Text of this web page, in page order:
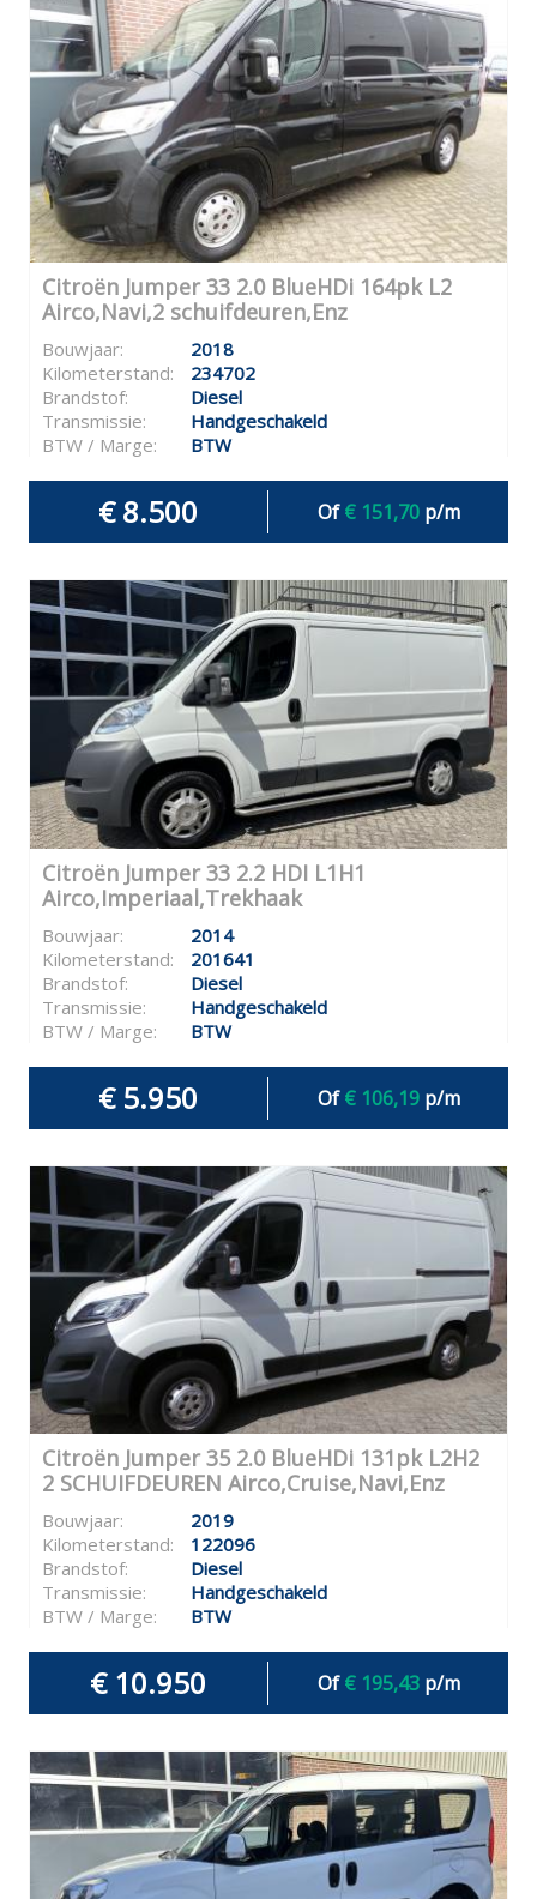
Citroën Jumper 33 2.0 BlueHDi 164pk L2
Airco,Navi,2 schuifdeuren,Enz
Bouwjaar:
2018
Kilometerstand:
234702
Brandstof:
Diesel
Transmissie:
Handgeschakeld
BTW / Marge:
BTW
€ 8.500 Of€ 151,70p/m
Citroën Jumper 33 2.2 HDI L1H1
Airco,Imperiaal,Trekhaak
Bouwjaar:
2014
Kilometerstand:
201641
Brandstof:
Diesel
Transmissie:
Handgeschakeld
BTW / Marge:
BTW
€ 5.950 Of€ 106,19p/m
Citroën Jumper 35 2.0 BlueHDi 131pk L2H2
2 SCHUIFDEUREN Airco,Cruise,Navi,Enz
Bouwjaar:
2019
Kilometerstand:
122096
Brandstof:
Diesel
Transmissie:
Handgeschakeld
BTW / Marge:
BTW
€ 10.950 Of€ 195,43p/m